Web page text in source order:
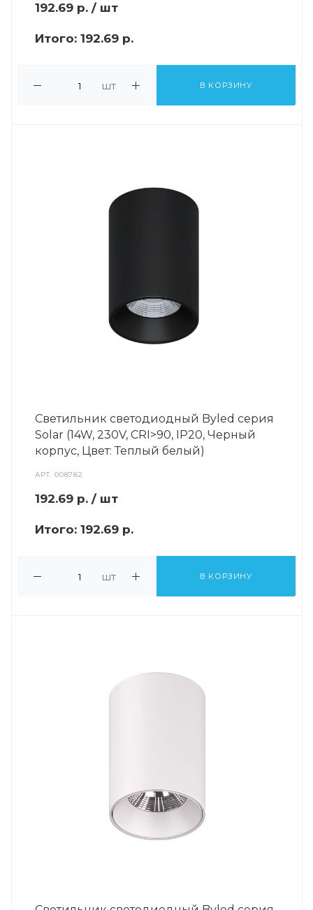
192.69 р. / шт
Итого: 192.69 р.
шт В КОРЗИНУ
Светильник светодиодный Byled серия
Solar (14W, 230V, CRI>90, IP20, Черный
корпус, Цвет: Теплый белый)
АРТ.008782
192.69 р. / шт
Итого: 192.69 р.
шт В КОРЗИНУ